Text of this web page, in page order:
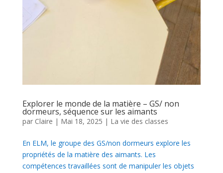
Explorer le monde de la matière – GS/ non
dormeurs, séquence sur les aimants
par Claire | Mai 18, 2025 | La vie des classes
En ELM, le groupe des GS/non dormeurs explore les
propriétés de la matière des aimants. Les
compétences travaillées sont de manipuler les objets